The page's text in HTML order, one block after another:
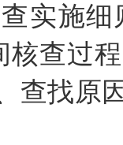
实施
核查过
查找原